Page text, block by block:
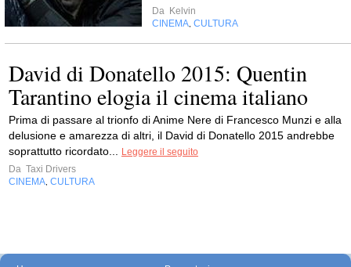
Da Kelvin
CINEMA CULTURA
David di Donatello 2015: Quentin
Tarantino elogia il cinema italiano
Prima di passare al trionfo di Anime Nere di Francesco Munzi e alla
delusione e amarezza di altri, il David di Donatello 2015 andrebbe
soprattutto ricordato...
Leggere il seguito
Da Taxi Drivers
CINEMA CULTURA